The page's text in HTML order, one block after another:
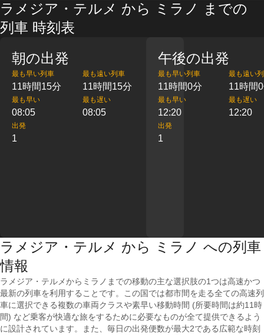
ラメジア・テルメ から ミラノ までの
列車 時刻表
朝の出発
最も早い列車
11時間15分
最も遠い列車
11時間15分
最も早い
08:05
最も遅い
08:05
出発
1
午後の出発
最も早い列車
11時間0分
最も遠い
11時間
最も早い
12:20
最も遅い
12:20
出発
1
ラメジア・テルメ から ミラノ への列車
情報
ラメジア・テルメからミラノまでの移動の主な選択肢の1つは高速かつ
最新の列車を利用することです。この国では都市間を走る全ての高速列
車に選択できる複数の車両クラスや素早い移動時間 (所要時間は約11時
間) など乗客が快適な旅をするために必要なものが全て提供できるよう
に設計されています。また、毎日の出発便数が最大2である広範な時刻